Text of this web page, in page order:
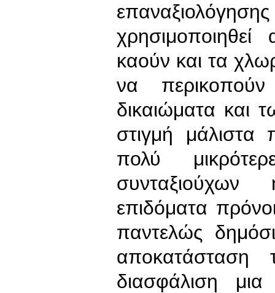
καούν και τα
να περικοπούν
δικαιώματα και
στιγμή μάλιστα
πολύ
συνταξιούχων
επιδόματα
παντελώς
διασφάλιση